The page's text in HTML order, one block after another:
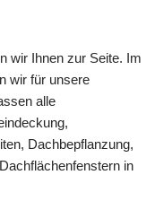
wir Ihnen zur Seite. Im
wir für unsere
alle
Dachbepflanzung,
in